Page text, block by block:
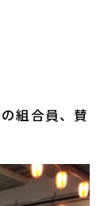
組合員、賛